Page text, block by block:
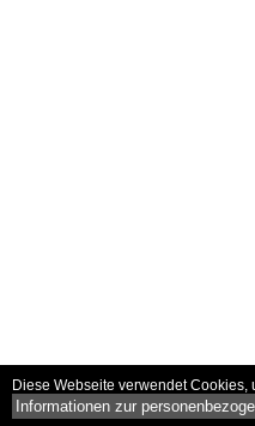
Diese Webseite verwendet
Informationen zur